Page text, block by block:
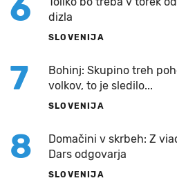
6
dizla
SLOVENIJA
7
Bohinj: Skupino treh
volkov, to je sledilo...
SLOVENIJA
8
Domačini v skrbeh: Z
Dars odgovarja
SLOVENIJA